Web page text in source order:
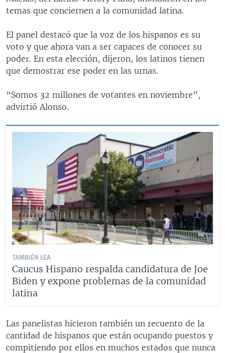
temas que conciernen a la comunidad latina.
El panel destacó que la voz de los hispanos es su
voto y que ahora van a ser capaces de conocer su
poder. En esta elección, dijeron, los latinos tienen
que demostrar ese poder en las urnas.
“Somos 32 millones de votantes en noviembre”,
advirtió Alonso.
TAMBIÉN LEA
Caucus Hispano respalda candidatura de Joe
Biden y expone problemas de la comunidad
latina
Las panelistas hicieron también un recuento de la
cantidad de hispanos que están ocupando puestos y
compitiendo por ellos en muchos estados que nunca